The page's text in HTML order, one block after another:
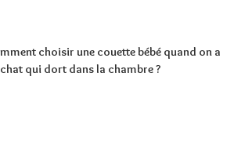
choisir une couette bébé quand on a
qui dort dans la chambre ?